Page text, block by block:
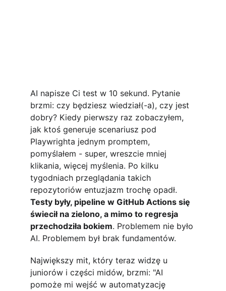
AI napisze Ci test w 10 sekund. Pytanie
brzmi: czy będziesz wiedział(-a), czy jest
dobry? Kiedy pierwszy raz zobaczyłem,
jak ktoś generuje scenariusz pod
Playwrighta jednym promptem,
pomyślałem - super, wreszcie mniej
klikania, więcej myślenia. Po kilku
tygodniach przeglądania takich
repozytoriów entuzjazm trochę opadł.
Testy były, pipeline w GitHub Actions się
świecił na zielono, a mimo to regresja
przechodziła bokiem. Problemem nie było
AI. Problemem był brak fundamentów.
Największy mit, który teraz widzę u
juniorów i części midów, brzmi: "AI
pomoże mi wejść w automatyzację